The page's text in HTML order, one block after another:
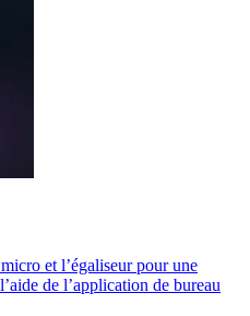
et l’égaliseur pour une
de l’application de bureau